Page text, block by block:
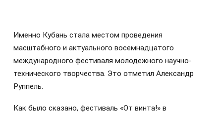
Именно Кубань стала местом проведения
масштабного и актуального восемнадцатого
международного фестиваля молодежного научно-
технического творчества. Это отметил Александр
Руппель.
Как было сказано, фестиваль «От винта!» в